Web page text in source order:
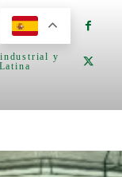
y